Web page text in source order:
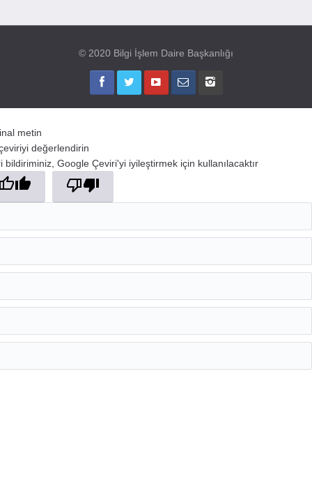
© 2020 Bilgi İşlem Daire Başkanlığı
metin
değerlendirin
bildiriminiz, Google Çeviri'yi iyileştirmek için kullanılacaktır